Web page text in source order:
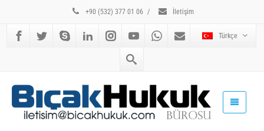
+90 (532) 377 01 06 / İletişim
Türkçe